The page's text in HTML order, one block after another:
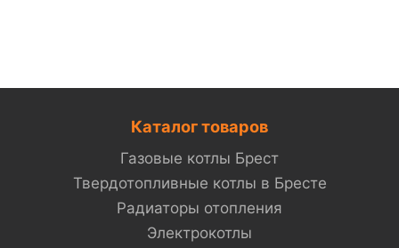
Каталог товаров
Газовые котлы Брест
Твердотопливные котлы в Бресте
Радиаторы отопления
Электрокотлы